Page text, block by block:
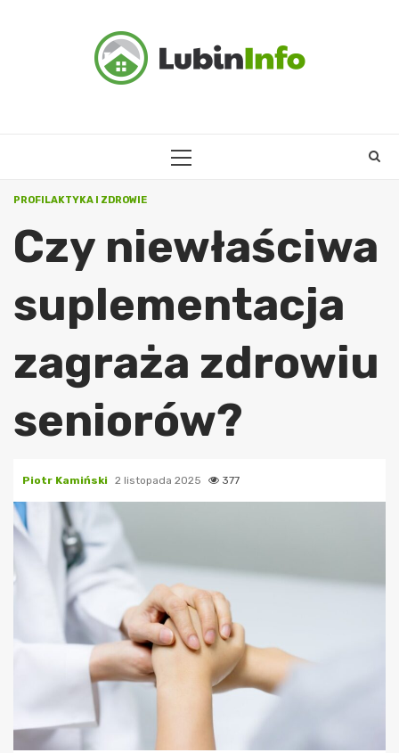
PRIMARY
PROFILAKTYKA I ZDROWIE
Czy niewłaściwa
suplementacja
zagraża zdrowiu
seniorów?
Piotr Kamiński 2 listopada 2025 377